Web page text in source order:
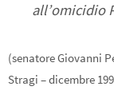
all’omicidio
(senatore Giovanni
Stragi – dicembre